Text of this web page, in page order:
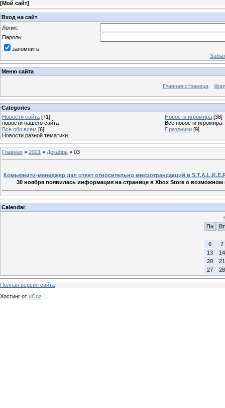
[Мой сайт]
Вход на сайт
Логин:
Пароль:
запомнить
Меню сайта
Главная страница
Categories
Новости сайта [71]
новости нашего сайта
Новости игромира [38]
Все новости игромира
Все обо всем [6]
Новости разной тематики.
Праздники [9]
Главная » 2021 » Декабрь » 03
Комьюнити-менеджер дал ответ относительно микротрансакций в
30 ноября появилась информация на странице в Xbox Store о
Calendar
Пн
Вт
6
7
13
14
20
21
27
28
Полная версия сайта
Хостинг от uCoz